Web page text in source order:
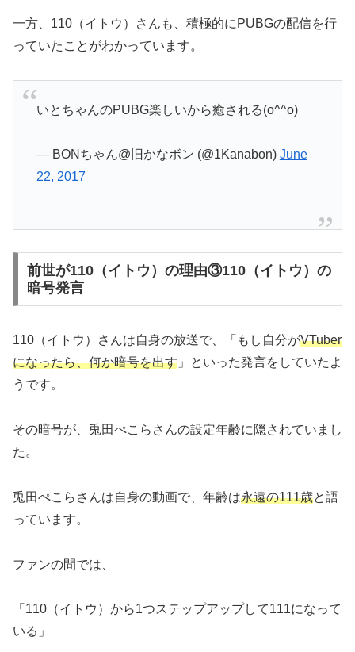
一方、110（イトウ）さんも、積極的にPUBGの配信を行
っていたことがわかっています。
いとちゃんのPUBG楽しいから癒される(o^^o)
— BONちゃん@旧かなボン (@1Kanabon) June
22, 2017
前世が110（イトウ）の理由③110（イトウ）の
暗号発言
110（イトウ）さんは自身の放送で、「もし自分がVTuber
になったら、何か暗号を出す 」といった発言をしていたよ
うです。
その暗号が、兎田ぺこらさんの設定年齢に隠されていまし
た。
兎田ぺこらさんは自身の動画で、年齢は永遠の111歳と語
っています。
ファンの間では、
「110（イトウ）から1つステップアップして111になって
いる」